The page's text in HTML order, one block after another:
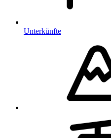
Unterkünfte